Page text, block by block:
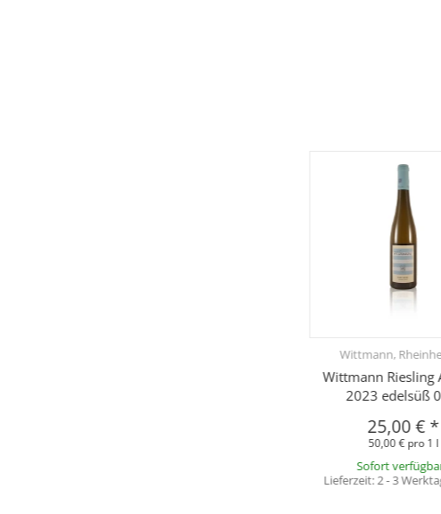
Wittmann,
Wittmann Riesling
2023 edelsüß
25,00 €*
50,00 € pro 1 l
Sofort
Lieferzeit:2 - 3